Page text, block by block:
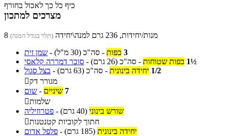
כיף כל כך לאכול בחורף
מצרכים למתכון
8 מנות/יחידות, 236 גרם למנה\יחידה (תלוי בגודל המנה)
שמן זית - 3 כפות - סה"כ (30 מ"ל)
סוכר דמררה קלאסי - 1½ כפות שטוחות - סה"כ (26 גרם)
בצל סגול - 1/2 יחידה בינונית - סה"כ (63 גרם)
מגורר דק
שום - 7 שיניים
שלמות
פטרוזיליה - שורש בינוני (40 גרם)
חתוך לקוביות קטנטנות
פלפל אדום - יחידה בינונית (185 גרם)